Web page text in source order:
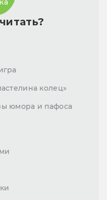
колец»
юмора и пафоса